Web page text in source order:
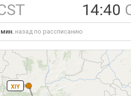
14:40
мин. назад по рассписанию
XIY